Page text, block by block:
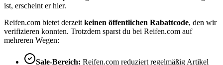
ist, erscheint er hier.
Reifen.com bietet derzeit keinen öffentlichen Rabattcode, den wir
verifizieren konnten. Trotzdem sparst du bei Reifen.com auf
mehreren Wegen:
Sale-Bereich: Reifen.com reduziert regelmäßig Artikel